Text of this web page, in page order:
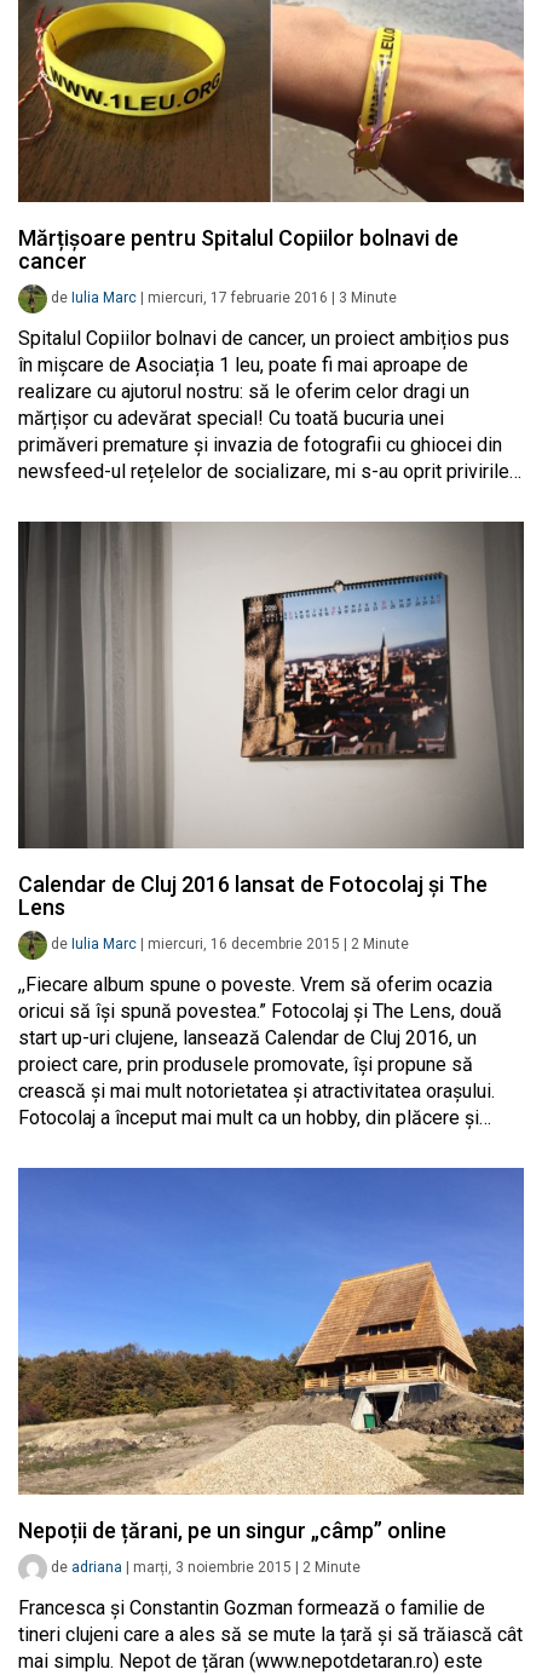
Mărțișoare pentru Spitalul Copiilor bolnavi de
cancer
de Iulia Marc miercuri, 17 februarie 2016 3 Minute
Spitalul Copiilor bolnavi de cancer, un proiect ambițios pus
în mișcare de Asociația 1 leu, poate fi mai aproape de
realizare cu ajutorul nostru: să le oferim celor dragi un
mărțișor cu adevărat special! Cu toată bucuria unei
primăveri premature și invazia de fotografii cu ghiocei din
newsfeed-ul rețelelor de socializare, mi s-au oprit privirile…
Calendar de Cluj 2016 lansat de Fotocolaj și The
Lens
de Iulia Marc miercuri, 16 decembrie 2015 2 Minute
,,Fiecare album spune o poveste. Vrem să oferim ocazia
oricui să își spună povestea.” Fotocolaj și The Lens, două
start up-uri clujene, lansează Calendar de Cluj 2016, un
proiect care, prin produsele promovate, își propune să
crească și mai mult notorietatea și atractivitatea orașului.
Fotocolaj a început mai mult ca un hobby, din plăcere şi…
Nepoții de țărani, pe un singur „câmp” online
de adriana marți, 3 noiembrie 2015 2 Minute
Francesca și Constantin Gozman formează o familie de
tineri clujeni care a ales să se mute la țară și să trăiască cât
mai simplu. Nepot de țăran (www.nepotdetaran.ro) este